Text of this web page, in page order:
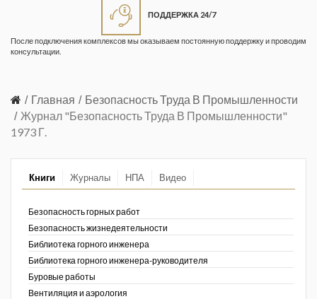
ПОДДЕРЖКА 24/7
После подключения комплексов мы оказываем постоянную поддержку и проводим
консультации.
Главная
Безопасность Труда В Промышленности
Журнал "Безопасность Труда В Промышленности"
1973 Г.
Книги Журналы НПА Видео
Безопасность горных работ
Безопасность жизнедеятельности
Библиотека горного инженера
Библиотека горного инженера-руководителя
Буровые работы
Вентиляция и аэрология
безопасность»
Информационный бюллетень
атомному надзору
Информация и космос
Маркшейдерский вестник
Минеральные ресурсы России
Недропользование XXI век
Нефтегазовые технологии